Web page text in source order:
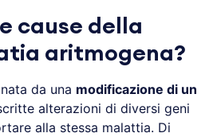
cause della
aritmogena?
da una modificazione di un
alterazioni di diversi geni
alla stessa malattia. Di